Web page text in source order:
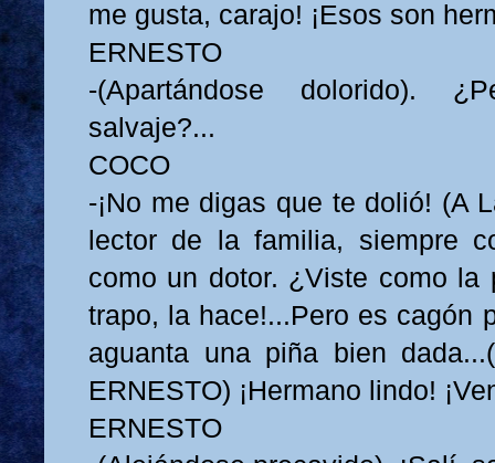
me gusta, carajo! ¡Esos son
ERNESTO
-(Apartándose dolorido).
salvaje?...
COCO
-¡No me digas que te dolió! (A
lector de la familia, siempre
como un dotor. ¿Viste como la
trapo, la hace!...Pero es cagón
aguanta una piña bien
ERNESTO) ¡Hermano lindo!
ERNESTO